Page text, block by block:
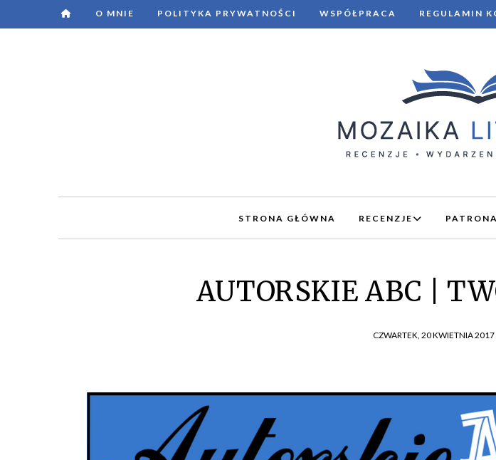
O MNIE POLITYKA PRYWATNOŚCI WSPÓŁPRACA REGULAMIN
STRONA GŁÓWNA RECENZJE
AUTORSKIE ABC |
CZWARTEK, 20 KWIETNIA 2017